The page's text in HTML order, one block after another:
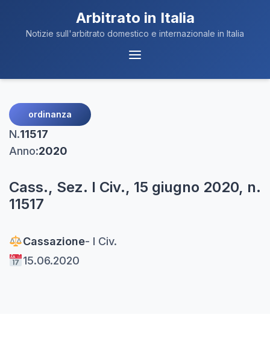
Arbitrato in Italia
Notizie sull'arbitrato domestico e internazionale in Italia
Menu
ordinanza
N.11517
Anno:2020
Cass., Sez. I Civ., 15 giugno 2020, n.
11517
Cassazione- I Civ.
15.06.2020